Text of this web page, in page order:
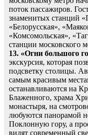
поток пассажиров.
знаменитых станций
«Белорусская»,
«Комсомольская»,
станции московского
13. «Огни большого
экскурсия, которая
подсветку столицы.
самым красивым
останавливаются на
Блаженного, храма
монастыря, на
любуются панорамой
Поклонную гору, а
видят современный